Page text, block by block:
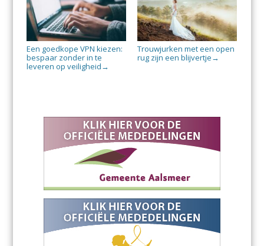
Een goedkope VPN kiezen:
bespaar zonder in te
leveren op veiligheid →
Trouwjurken met een open
rug zijn een blijvertje →